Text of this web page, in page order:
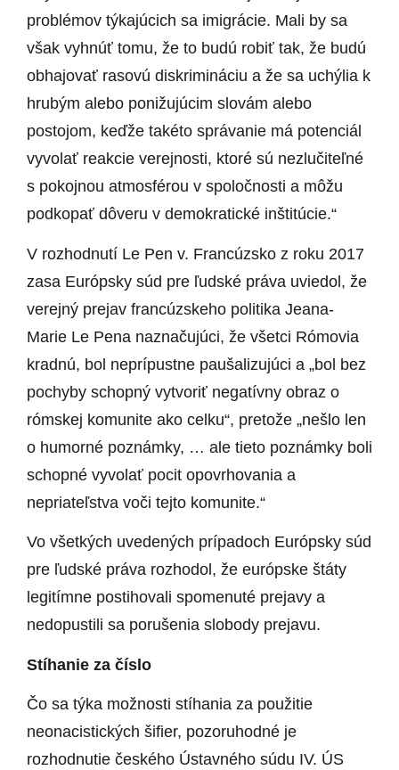
problémov týkajúcich sa imigrácie. Mali by sa
však vyhnúť tomu, že to budú robiť tak, že budú
obhajovať rasovú diskrimináciu a že sa uchýlia k
hrubým alebo ponižujúcim slovám alebo
postojom, keďže takéto správanie má potenciál
vyvolať reakcie verejnosti, ktoré sú nezlučiteľné
s pokojnou atmosférou v spoločnosti a môžu
podkopať dôveru v demokratické inštitúcie.“
V rozhodnutí Le Pen v. Francúzsko z roku 2017
zasa Európsky súd pre ľudské práva uviedol, že
verejný prejav francúzskeho politika Jeana-
Marie Le Pena naznačujúci, že všetci Rómovia
kradnú, bol neprípustne paušalizujúci a „bol bez
pochyby schopný vytvoriť negatívny obraz o
rómskej komunite ako celku“, pretože „nešlo len
o humorné poznámky, … ale tieto poznámky boli
schopné vyvolať pocit opovrhovania a
nepriateľstva voči tejto komunite.“
Vo všetkých uvedených prípadoch Európsky súd
pre ľudské práva rozhodol, že európske štáty
legitímne postihovali spomenuté prejavy a
nedopustili sa porušenia slobody prejavu.
Stíhanie za číslo
Čo sa týka možnosti stíhania za použitie
neonacistických šifier, pozoruhodné je
rozhodnutie českého Ústavného súdu IV. ÚS